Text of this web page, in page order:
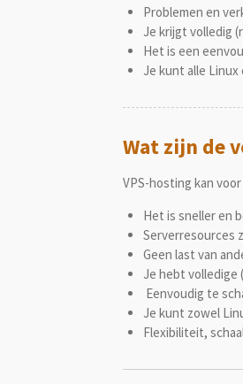
Problemen en
Je krijgt volledig
Het is een
Je kunt alle
Wat zijn de
VPS-hosting kan
Het is sneller en
Serverresources
Geen last van
Je hebt volledige
Eenvoudig te
Je kunt zowel
Flexibiliteit,